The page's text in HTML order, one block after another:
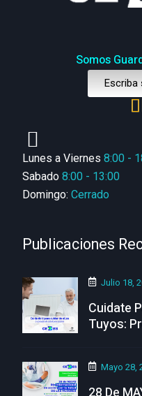
Somos
Escriba
Lunes a Viernes 8:00 -
Sabado 8:00 - 13:00
Domingo: Cerrado
Publicaciones
Julio 18,
Cuidate
Tuyos:
Mayo 28,